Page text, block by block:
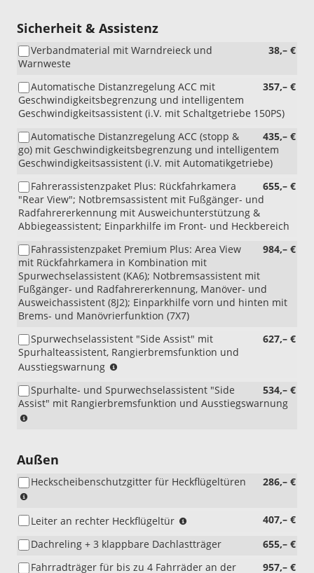
Sicherheit & Assistenz
38,– €
Verbandmaterial mit Warndreieck und
Warnweste
357,– €
Automatische Distanzregelung ACC mit
Geschwindigkeitsbegrenzung und intelligentem
Geschwindigkeitsassistent (i.V. mit Schaltgetriebe 150PS)
435,– €
Automatische Distanzregelung ACC (stopp &
go) mit Geschwindigkeitsbegrenzung und intelligentem
Geschwindigkeitsassistent (i.V. mit Automatikgetriebe)
655,– €
Fahrerassistenzpaket Plus: Rückfahrkamera
"Rear View"; Notbremsassistent mit Fußgänger- und
Radfahrererkennung mit Ausweichunterstützung &
Abbiegeassistent; Einparkhilfe im Front- und Heckbereich
984,– €
Fahrassistenzpaket Premium Plus: Area View
mit Rückfahrkamera in Kombination mit
Spurwechselassistent (KA6); Notbremsassistent mit
Fußgänger- und Radfahrererkennung, Manöver- und
Ausweichassistent (8J2); Einparkhilfe vorn und hinten mit
Brems- und Manövrierfunktion (7X7)
627,– €
Spurwechselassistent "Side Assist" mit
Spurhalteassistent, Rangierbremsfunktion und
Ausstiegswarnung
mit
Automatik)
P71)
534,– €
Spurhalte- und Spurwechselassistent "Side
Assist" mit Rangierbremsfunktion und Ausstiegswarnung
Schaltgetriebe)
i.V.
und
Außen
286,– €
Heckscheibenschutzgitter für Heckflügeltüren
mit
8N1,
3RE
407,– €
Leiter an rechter Heckflügeltür
mit
655,– €
Dachreling + 3 klappbare Dachlastträger
957,– €
Fahrradträger für bis zu 4 Fahrräder an der